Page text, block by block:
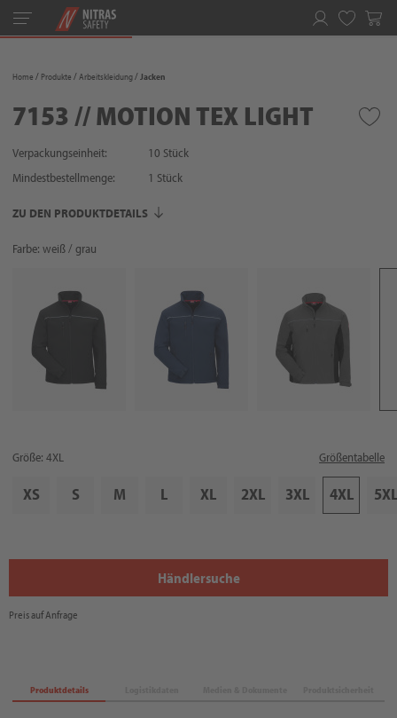
Toggle
navigation
Home Produkte Arbeitskleidung Jacken
7153 // MOTION TEX LIGHT
Verpackungseinheit:
10 Stück
Mindestbestellmenge:
1 Stück
ZU DEN PRODUKTDETAILS
Farbe: weiß / grau
Größe: 4XL Größentabelle
XS S M L XL 2XL 3XL 4XL 5XL
Händlersuche
Preis auf Anfrage
Produktdetails